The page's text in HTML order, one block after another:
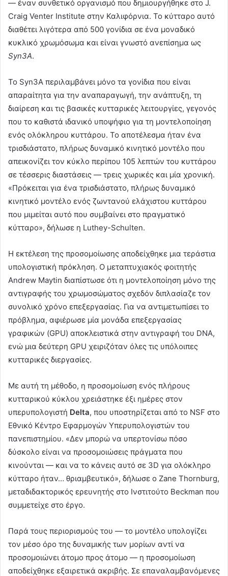
— έναν συνθετικό οργανισμό που δημιουργήθηκε στο J.
Craig Venter Institute στην Καλιφόρνια. Το κύτταρο αυτό
διαθέτει λιγότερα από 500 γονίδια σε ένα μοναδικό
κυκλικό χρωμόσωμα και είναι γνωστό ανεπίσημα ως
Syn3A.
Το Syn3A περιλαμβάνει μόνο τα γονίδια που είναι
απαραίτητα για την αναπαραγωγή, την ανάπτυξη, τη
διαίρεση και τις βασικές κυτταρικές λειτουργίες, γεγονός
που το καθιστά ιδανικό υποψήφιο για τη μοντελοποίηση
ενός ολόκληρου κυττάρου. Το αποτέλεσμα ήταν ένα
τρισδιάστατο, πλήρως δυναμικό κινητικό μοντέλο που
απεικονίζει τον κύκλο περίπου 105 λεπτών του κυττάρου
σε τέσσερις διαστάσεις — τρεις χωρικές και μία χρονική.
«Πρόκειται για ένα τρισδιάστατο, πλήρως δυναμικό
κινητικό μοντέλο ενός ζωντανού ελάχιστου κυττάρου
που μιμείται αυτό που συμβαίνει στο πραγματικό
κύτταρο», δήλωσε η Luthey-Schulten.
Η εκτέλεση της προσομοίωσης αποδείχθηκε μια τεράστια
υπολογιστική πρόκληση. Ο μεταπτυχιακός φοιτητής
Andrew Maytin διαπίστωσε ότι η μοντελοποίηση μόνο της
αντιγραφής του χρωμοσώματος σχεδόν διπλασίαζε τον
συνολικό χρόνο επεξεργασίας. Για να αντιμετωπίσει το
πρόβλημα, αφιέρωσε μία μονάδα επεξεργασίας
γραφικών (GPU) αποκλειστικά στην αντιγραφή του DNA,
ενώ μια δεύτερη GPU χειριζόταν όλες τις υπόλοιπες
κυτταρικές διεργασίες.
Με αυτή τη μέθοδο, η προσομοίωση ενός πλήρους
κυτταρικού κύκλου χρειάστηκε έξι ημέρες στον
υπερυπολογιστή Delta, που υποστηρίζεται από το NSF στο
Εθνικό Κέντρο Εφαρμογών Υπερυπολογιστών του
πανεπιστημίου. «Δεν μπορώ να υπερτονίσω πόσο
δύσκολο είναι να προσομοιώσεις πράγματα που
κινούνται — και να το κάνεις αυτό σε 3D για ολόκληρο
κύτταρο ήταν… θριαμβευτικό», δήλωσε ο Zane Thornburg,
μεταδιδακτορικός ερευνητής στο Ινστιτούτο Beckman που
συμμετείχε στο έργο.
Παρά τους περιορισμούς του — το μοντέλο υπολογίζει
τον μέσο όρο της δυναμικής των μορίων αντί να
προσομοιώνει άτομο προς άτομο — η προσομοίωση
αποδείχθηκε εξαιρετικά ακριβής. Σε επαναλαμβανόμενες